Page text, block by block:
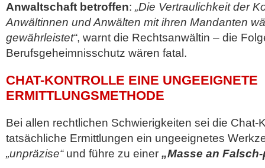
Anwaltschaft betroffen: „Die Vertraulichkeit der
Anwältinnen und Anwälten mit ihren Mandanten
gewährleistet“, warnt die Rechtsanwältin – die
Berufsgeheimnisschutz wären fatal.
CHAT-KONTROLLE EINE UNGEEIGNETE
ERMITTLUNGSMETHODE
Bei allen rechtlichen Schwierigkeiten sei die Chat-
tatsächliche Ermittlungen ein ungeeignetes
„unpräzise“und führe zu einer „Masse an